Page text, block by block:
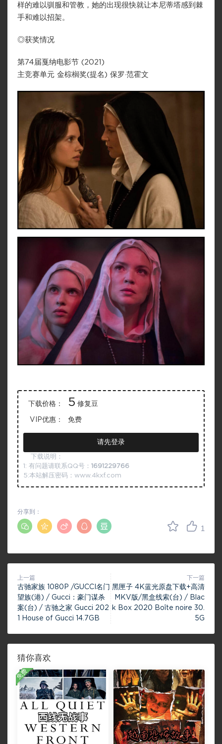
样的难以驯服和管教，她的出现很快就让本尼蒂塔感到棘
手和难以招架。
◎获奖情况
第74届戛纳电影节 (2021)
主竞赛单元 金棕榈奖(提名) 保罗·范霍文
下载价格： 5 修复豆
VIP优惠： 免费
请先登录
下载说明：
1: 有问题请联系QQ号： 1691229766
5:本站解压密码：www.4kxf.com
1
分享到：
上一篇
古驰家族 1080P /GUCCI名门
望族(港) / Gucci：豪门谋杀
案(台) / 古驰之家 Gucci 202
1 House of Gucci 14.7GB
下一篇
黑匣子 4K蓝光原盘下载+高清
MKV版/黑盒线索(台) / Blac
k Box 2020 Boîte noire 30.
5G
猜你喜欢
免费